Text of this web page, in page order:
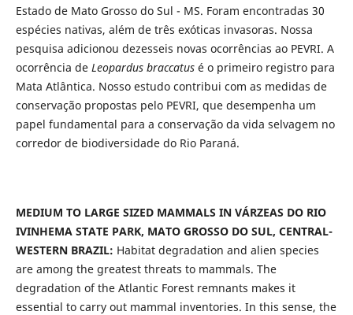
Estado de Mato Grosso do Sul - MS. Foram encontradas 30
espécies nativas, além de três exóticas invasoras. Nossa
pesquisa adicionou dezesseis novas ocorrências ao PEVRI. A
ocorrência de Leopardus braccatusé o primeiro registro para
Mata Atlântica. Nosso estudo contribui com as medidas de
conservação propostas pelo PEVRI, que desempenha um
papel fundamental para a conservação da vida selvagem no
corredor de biodiversidade do Rio Paraná.
MEDIUM TO LARGE SIZED MAMMALS IN VÁRZEAS DO RIO
IVINHEMA STATE PARK, MATO GROSSO DO SUL, CENTRAL-
WESTERN BRAZIL: Habitat degradation and alien species
are among the greatest threats to mammals. The
degradation of the Atlantic Forest remnants makes it
essential to carry out mammal inventories. In this sense, the